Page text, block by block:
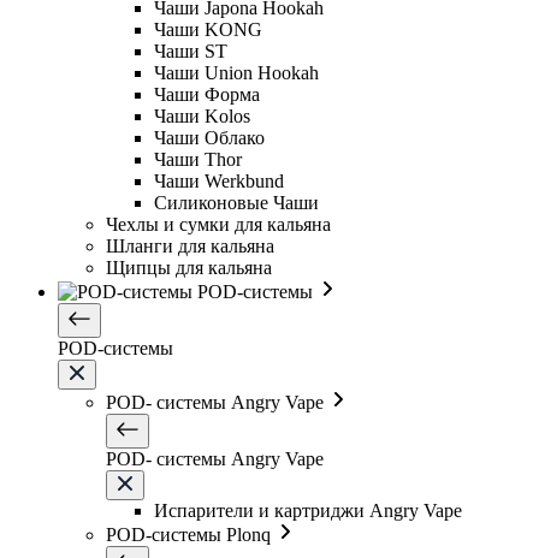
Чаши Japona Hookah
Чаши KONG
Чаши ST
Чаши Union Hookah
Чаши Форма
Чаши Kolos
Чаши Облако
Чаши Thor
Чаши Werkbund
Силиконовые Чаши
Чехлы и сумки для кальяна
Шланги для кальяна
Щипцы для кальяна
POD-системы
POD-системы
POD- системы Angry Vape
POD- системы Angry Vape
Испарители и картриджи Angry Vape
POD-системы Plonq